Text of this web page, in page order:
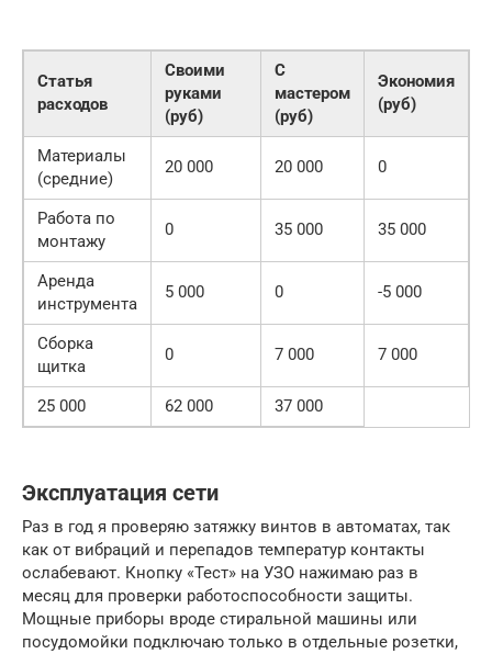
Статья
расходов
Своими
руками
(руб)
С
мастером
(руб)
Экономия
(руб)
Материалы
(средние)
20 000 20 000 0
Работа по
монтажу
0 35 000 35 000
Аренда
инструмента
5 000 0 -5 000
Сборка
щитка
0 7 000 7 000
25 000 62 000 37 000
Эксплуатация сети
Раз в год я проверяю затяжку винтов в автоматах, так
как от вибраций и перепадов температур контакты
ослабевают. Кнопку «Тест» на УЗО нажимаю раз в
месяц для проверки работоспособности защиты.
Мощные приборы вроде стиральной машины или
посудомойки подключаю только в отдельные розетки,